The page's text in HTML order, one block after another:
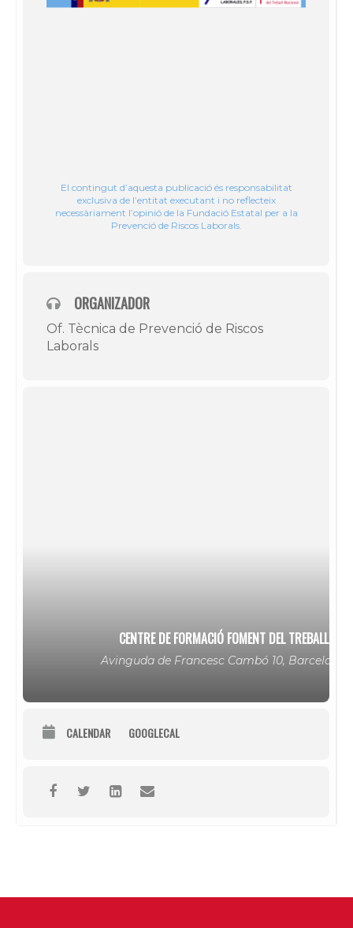
El contingut d’aquesta publicació és responsabilitat
exclusiva de l’entitat executant i no reflecteix
necessàriament l’opinió de la Fundació Estatal per a la
Prevenció de Riscos Laborals.
ORGANIZADOR
Of. Tècnica de Prevenció de Riscos
Laborals
CENTRE DE FORMACIÓ FOMENT DEL TREBALL
Avinguda de Francesc Cambó 10, Barcelona
CALENDAR GOOGLECAL